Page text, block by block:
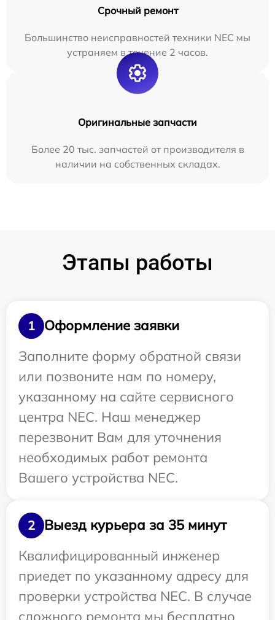
Срочный ремонт
Большинство неисправностей техники NEC мы
устраняем в течение 2 часов.
Оригинальные запчасти
Более 20 тыс. запчастей от производителя в
наличии на собственных складах.
Этапы работы
1
Оформление заявки
Заполните форму обратной связи
или позвоните нам по номеру,
указанному на сайте сервисного
центра NEC. Наш менеджер
перезвонит Вам для уточнения
необходимых работ ремонта
Вашего устройства NEC.
2
Выезд курьера за 35 минут
Квалифицированный инженер
приедет по указанному адресу для
проверки устройства NEC. В случае
сложного ремонта мы бесплатно